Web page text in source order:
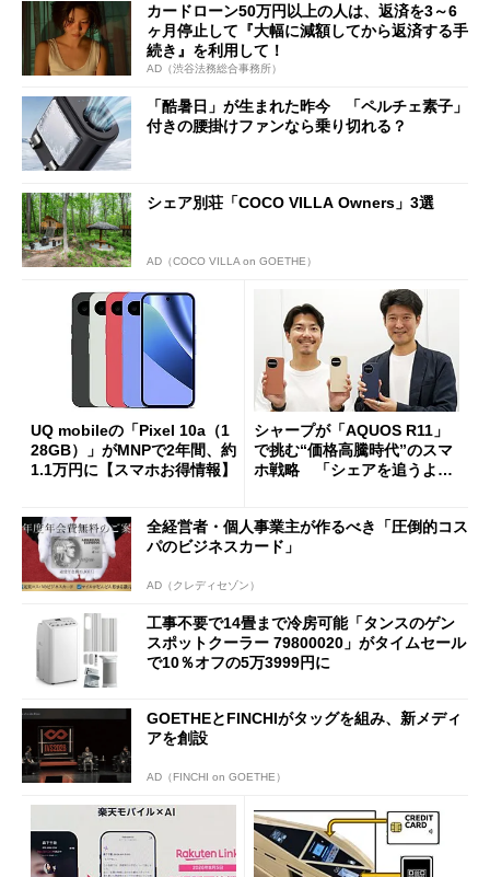
カードローン50万円以上の人は、返済を3～6
ヶ月停止して『大幅に減額してから返済する手
続き』を利用して！
AD（渋谷法務総合事務所）
「酷暑日」が生まれた昨今 「ペルチェ素子」
付きの腰掛けファンなら乗り切れる？
シェア別荘「COCO VILLA Owners」3選
AD（COCO VILLA on GOETHE）
UQ mobileの「Pixel 10a（1
28GB）」がMNPで2年間、約
1.1万円に【スマホお得情報】
シャープが「AQUOS R11」
で挑む“価格高騰時代”のスマ
ホ戦略 「シェアを追うより
全経営者・個人事業主が作るべき「圧倒的コス
パのビジネスカード」
AD（クレディセゾン）
工事不要で14畳まで冷房可能「タンスのゲン
スポットクーラー 79800020」がタイムセール
で10％オフの5万3999円に
GOETHEとFINCHIがタッグを組み、新メディ
アを創設
AD（FINCHI on GOETHE）